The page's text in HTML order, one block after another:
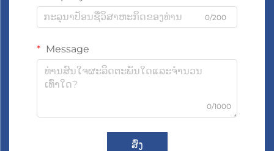
0/200
Message
0/1000
ສົ່ງ